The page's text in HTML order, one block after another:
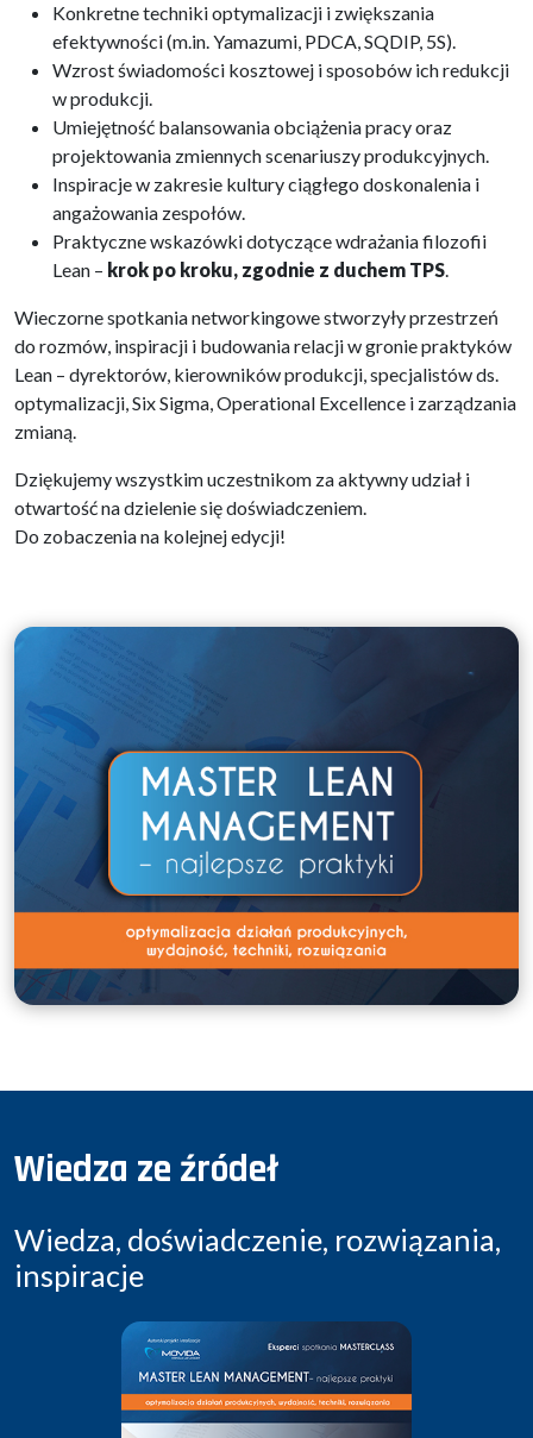
Konkretne techniki optymalizacji i zwiększania
efektywności (m.in. Yamazumi, PDCA, SQDIP, 5S).
Wzrost świadomości kosztowej i sposobów ich redukcji
w produkcji.
Umiejętność balansowania obciążenia pracy oraz
projektowania zmiennych scenariuszy produkcyjnych.
Inspiracje w zakresie kultury ciągłego doskonalenia i
angażowania zespołów.
Praktyczne wskazówki dotyczące wdrażania filozofii
Lean – krok po kroku, zgodnie z duchem TPS.
Wieczorne spotkania networkingowe stworzyły przestrzeń
do rozmów, inspiracji i budowania relacji w gronie praktyków
Lean – dyrektorów, kierowników produkcji, specjalistów ds.
optymalizacji, Six Sigma, Operational Excellence i zarządzania
zmianą.
Dziękujemy wszystkim uczestnikom za aktywny udział i
otwartość na dzielenie się doświadczeniem.
Do zobaczenia na kolejnej edycji!
Wiedza ze źródeł
Wiedza, doświadczenie, rozwiązania,
inspiracje